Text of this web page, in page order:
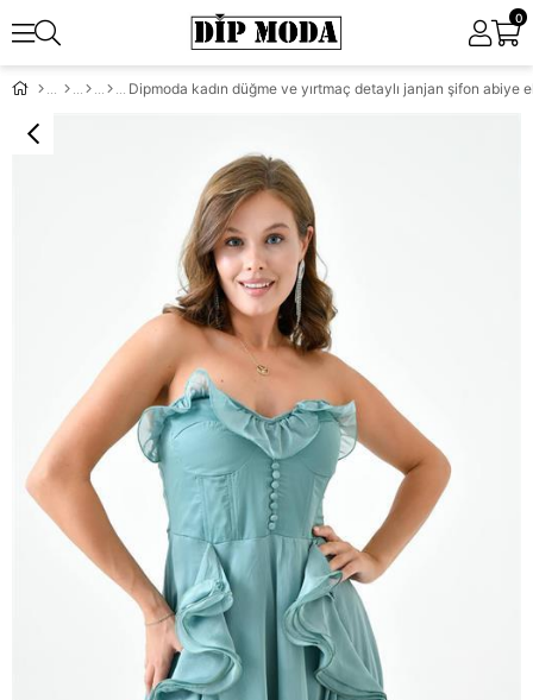
0
Dipmoda kadın düğme ve yırtmaç detaylı janjan şifon abiye